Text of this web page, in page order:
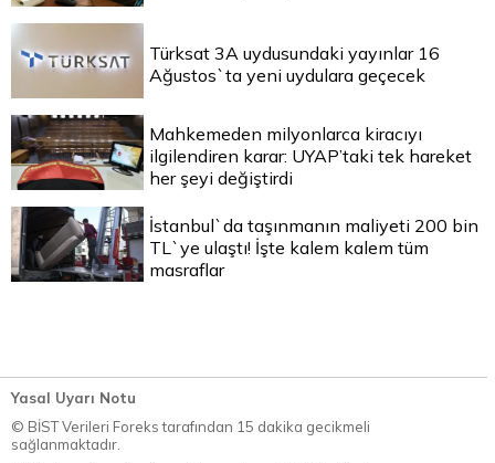
Türksat 3A uydusundaki yayınlar 16
Ağustos`ta yeni uydulara geçecek
Mahkemeden milyonlarca kiracıyı
ilgilendiren karar: UYAP’taki tek hareket
her şeyi değiştirdi
İstanbul`da taşınmanın maliyeti 200 bin
TL`ye ulaştı! İşte kalem kalem tüm
masraflar
Yasal Uyarı Notu
© BİST Verileri Foreks tarafından 15 dakika gecikmeli
sağlanmaktadır.